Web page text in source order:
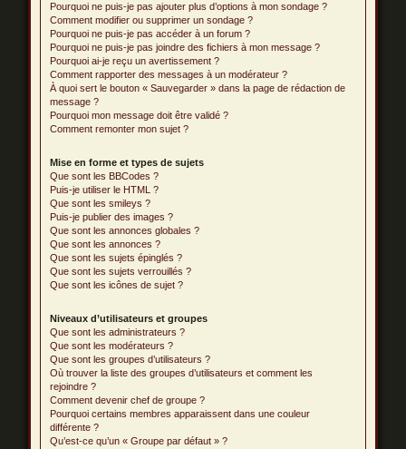
Pourquoi ne puis-je pas ajouter plus d’options à mon sondage ?
Comment modifier ou supprimer un sondage ?
Pourquoi ne puis-je pas accéder à un forum ?
Pourquoi ne puis-je pas joindre des fichiers à mon message ?
Pourquoi ai-je reçu un avertissement ?
Comment rapporter des messages à un modérateur ?
À quoi sert le bouton « Sauvegarder » dans la page de rédaction de
message ?
Pourquoi mon message doit être validé ?
Comment remonter mon sujet ?
Mise en forme et types de sujets
Que sont les BBCodes ?
Puis-je utiliser le HTML ?
Que sont les smileys ?
Puis-je publier des images ?
Que sont les annonces globales ?
Que sont les annonces ?
Que sont les sujets épinglés ?
Que sont les sujets verrouillés ?
Que sont les icônes de sujet ?
Niveaux d’utilisateurs et groupes
Que sont les administrateurs ?
Que sont les modérateurs ?
Que sont les groupes d’utilisateurs ?
Où trouver la liste des groupes d’utilisateurs et comment les
rejoindre ?
Comment devenir chef de groupe ?
Pourquoi certains membres apparaissent dans une couleur
différente ?
Qu’est-ce qu’un « Groupe par défaut » ?